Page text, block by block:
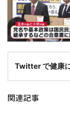
Twitter で健康
関連記事